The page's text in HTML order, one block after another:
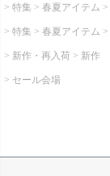
特集 春夏アイテム
特集 春夏アイテム
新作・再入荷 新作
セール会場